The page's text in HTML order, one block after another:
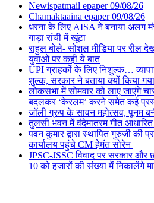
Newispatmail epaper 09/08/26
Chamaktaaina epaper 09/08/26
धरना के लिए AISA ने बनाया अलग
गाड़ा रांची में खूंटा
राहुल बोले- सोशल मीडिया पर रील
युवाओं पर कही ये बात
UPI ग्राहकों के लिए निशुल्क…
शुल्क, सरकार ने बताया क्यों किया
लोकसभा में सोमवार को लाए जाएंगे
बदलकर ‘केरलम’ करने समेत कई
जॉली ग्रुप के सावन महोत्सव, पूनम
तुलसी भवन में वंदेमातरम गीत
पवन कुमार द्वारा स्थापित गुरुजी की
कार्यालय पहुंचे CM हेमंत सोरेन
JPSC-JSSC विवाद पर सरकार और
10 को हजारों की संख्या में निकालेंगे